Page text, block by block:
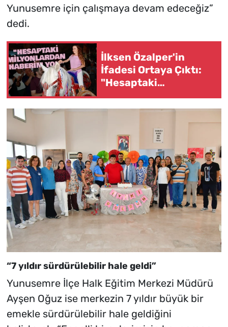
Yunusemre için çalışmaya devam edeceğiz”
dedi.
İlksen Özalper'in
İfadesi Ortaya Çıktı:
"Hesaptaki
Yok"
“7 yıldır sürdürülebilir hale geldi”
Yunusemre İlçe Halk Eğitim Merkezi Müdürü
Ayşen Oğuz ise merkezin 7 yıldır büyük bir
emekle sürdürülebilir hale geldiğini